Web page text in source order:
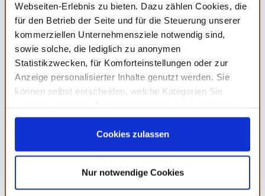
Webseiten-Erlebnis zu bieten. Dazu zählen Cookies, die
für den Betrieb der Seite und für die Steuerung unserer
kommerziellen Unternehmensziele notwendig sind,
sowie solche, die lediglich zu anonymen
Statistikzwecken, für Komforteinstellungen oder zur
Anzeige personalisierter Inhalte genutzt werden. Sie
können selbst entscheiden, welche Kategorien Sie
Ihrer Einstellungen womöglich nicht mehr alle
Serviceleistungen auf der Seite zur Verfügung stehen.
Sie können Ihre Einwilligung selbstverständlich jederzeit
und diese abändern. Die Rechtmäßigkeit der aufgrund
der Einwilligung bis zum Widerruf erfolgten Verarbeitung
Cookies zulassen
Nur notwendige Cookies
Was sind die Vorteile von
Exzenterverbindern im Möbelbau?
Exzenterverbinder bieten mehrere Vorteile im
Möbelbau. Sie ermöglichen unsichtbare Verbindungen,
Erscheinungsbild führt. Zudem sind sie einfach zu
montieren und sorgen für eine stabile und dauerhafte
Verbindung. Dies macht sie ideal für den
Zusammenbau von Möbelstücken wie Schränken und
Regalen.